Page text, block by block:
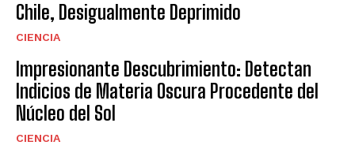
Chile, Desigualmente Deprimido
CIENCIA
Impresionante Descubrimiento: Detectan
Indicios de Materia Oscura Procedente del
Núcleo del Sol
CIENCIA